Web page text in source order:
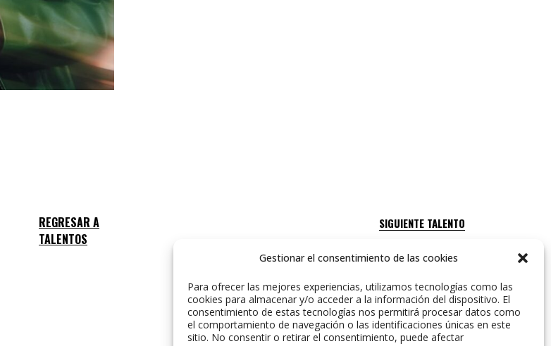
Gestionar el consentimiento de las cookies
Para ofrecer las mejores experiencias, utilizamos tecnologías como las
cookies para almacenar y/o acceder a la información del dispositivo. El
consentimiento de estas tecnologías nos permitirá procesar datos como
el comportamiento de navegación o las identificaciones únicas en este
sitio. No consentir o retirar el consentimiento, puede afectar
SIGUIENTE TALENTO